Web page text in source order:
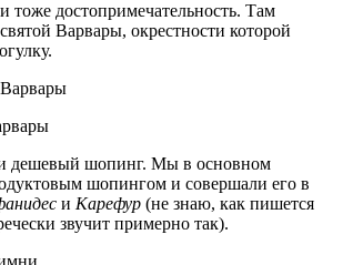
тоже достопримечательность. Там
Варвары, окрестности которой
дешевый шопинг. Мы в основном
шопингом и совершали его в
и Карефур (не знаю, как пишется
звучит примерно так).